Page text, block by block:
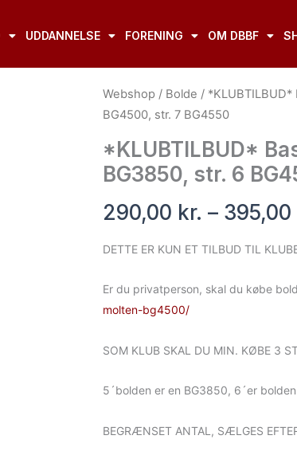
UDDANNELSE FORENING OM DBBF
Webshop / Bolde /
BG4500, str. 7 BG4550
*KLUBTILBUD*
BG3850, str. 6
290,00 kr. – 395,00
DETTE ER KUN ET TILBUD TIL
Er du privatperson, skal du købe
molten-bg4500/
SOM KLUB SKAL DU MIN. KØBE 3
5´bolden er en BG3850, 6´er
BEGRÆNSET ANTAL, SÆLGES
*KLUBTILBUD*
Basketball
Molten
str.
BG3850,
BG4550